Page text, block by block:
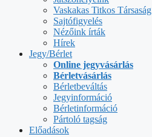
Vaskakas Titkos Társaság
Sajtófigyelés
Nézőink írták
Hírek
Jegy/Bérlet
Online jegyvásárlás
Bérletvásárlás
Bérletbeváltás
Jegyinformáció
Bérletinformáció
Pártoló tagság
Előadások